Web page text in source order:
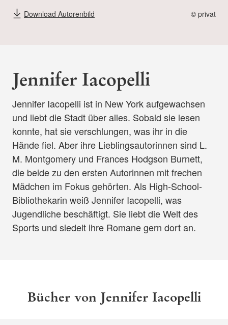
Download Autorenbild © privat
Jennifer Iacopelli
Jennifer Iacopelli ist in New York aufgewachsen
und liebt die Stadt über alles. Sobald sie lesen
konnte, hat sie verschlungen, was ihr in die
Hände fiel. Aber ihre Lieblingsautorinnen sind L.
M. Montgomery und Frances Hodgson Burnett,
die beide zu den ersten Autorinnen mit frechen
Mädchen im Fokus gehörten. Als High-School-
Bibliothekarin weiß Jennifer Iacopelli, was
Jugendliche beschäftigt. Sie liebt die Welt des
Sports und siedelt ihre Romane gern dort an.
Bücher von Jennifer Iacopelli